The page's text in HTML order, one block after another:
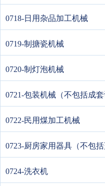
0718-日用杂品加工机械
0719-制搪瓷机械
0720-制灯泡机械
0721-包装机械（不包括成
0722-民用煤加工机械
0723-厨房家用器具（不包
0724-洗衣机